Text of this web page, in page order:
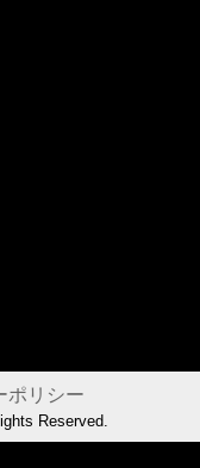
ポリシー
Reserved.